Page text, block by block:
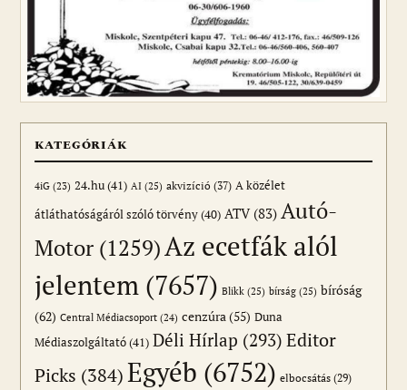
KATEGÓRIÁK
4iG (23) 24.hu(41) AI (25) akvizíció (37) A közélet
átláthatóságáról szóló törvény(40) ATV(83) Autó-
Motor (1259)Az ecetfák alól
jelentem (7657) Blikk (25) bírság (25) bíróság
(62) Central Médiacsoport (24) cenzúra(55) Duna
Médiaszolgáltató(41) Déli Hírlap (293) Editor
Picks (384)Egyéb (6752) elbocsátás (29)